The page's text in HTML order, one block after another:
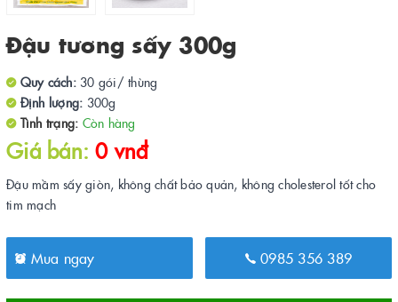
Đậu tương sấy 300g
Quy cách: 30 gói/ thùng
Định lượng: 300g
Tình trạng: Còn hàng
Giá bán:0 vnđ
Đậu mầm sấy giòn, không chất bảo quản, không cholesterol tốt cho
tim mạch
Mua ngay 0985 356 389